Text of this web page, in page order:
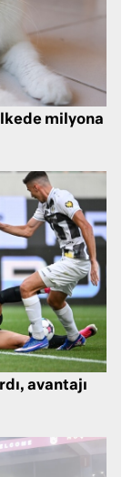
milyona
avantajı